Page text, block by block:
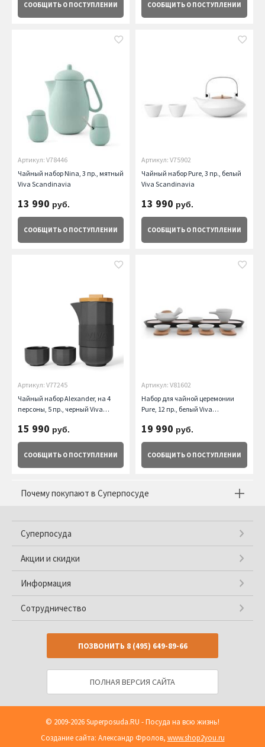
СООБЩИТЬ О ПОСТУПЛЕНИИ СООБЩИТЬ О ПОСТУПЛЕНИИ
Артикул: V78446
Чайный набор Nina, 3 пр., мятный
Viva Scandinavia
13 990 руб.
СООБЩИТЬ О ПОСТУПЛЕНИИ
Артикул: V75902
Чайный набор Pure, 3 пр., белый
Viva Scandinavia
13 990 руб.
СООБЩИТЬ О ПОСТУПЛЕНИИ
Артикул: V77245
Чайный набор Alexander, на 4
персоны, 5 пр., черный Viva
15 990 руб.
СООБЩИТЬ О ПОСТУПЛЕНИИ
Артикул: V81602
Набор для чайной церемонии
Pure, 12 пр., белый Viva
19 990 руб.
СООБЩИТЬ О ПОСТУПЛЕНИИ
Почему покупают в Суперпосуде
Суперпосуда
Акции и скидки
Информация
Сотрудничество
ПОЗВОНИТЬ 8 (495) 649-89-66
ПОЛНАЯ ВЕРСИЯ САЙТА
© 2009-2026Superposuda.RU - Посуда на всю жизнь!
Создание сайта: Александр Фролов, www.shop2you.ru